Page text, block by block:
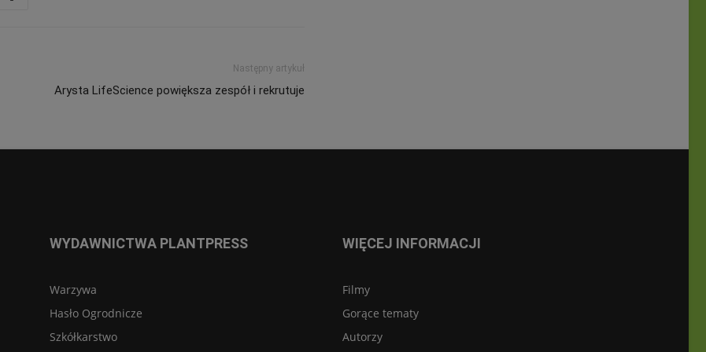
Następny artykuł
Arysta LifeScience powiększa zespół i rekrutuje
WYDAWNICTWA PLANTPRESS
Warzywa
Hasło Ogrodnicze
Szkółkarstwo
WIĘCEJ INFORMACJI
Filmy
Gorące tematy
Autorzy